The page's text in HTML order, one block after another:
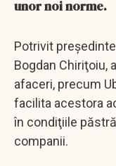
unor noi norme.
Potrivit
Bogdan Chiriţoiu,
afaceri, precum
facilita acestora
în condiţiile
companii.